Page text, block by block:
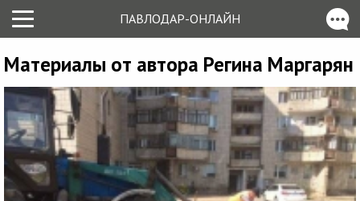
ПАВЛОДАР-ОНЛАЙН
Материалы от автора Регина Маргарян